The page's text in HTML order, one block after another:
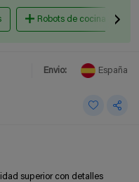
Robots de cocina
Envio: España
superior con detalles